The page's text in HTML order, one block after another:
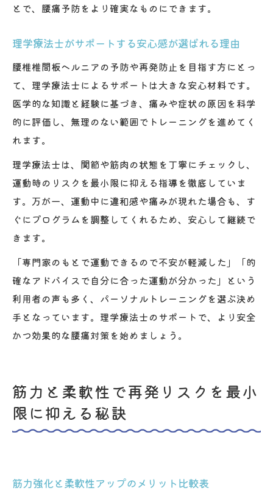
とで、腰痛予防をより確実なものにできます。
理学療法士がサポートする安心感が選ばれる理由
腰椎椎間板ヘルニアの予防や再発防止を目指す方にとっ
て、理学療法士によるサポートは大きな安心材料です。
医学的な知識と経験に基づき、痛みや症状の原因を科学
的に評価し、無理のない範囲でトレーニングを進めてく
れます。
理学療法士は、関節や筋肉の状態を丁寧にチェックし、
運動時のリスクを最小限に抑える指導を徹底していま
す。万が一、運動中に違和感や痛みが現れた場合も、す
ぐにプログラムを調整してくれるため、安心して継続で
きます。
「専門家のもとで運動できるので不安が軽減した」「的
確なアドバイスで自分に合った運動が分かった」という
利用者の声も多く、パーソナルトレーニングを選ぶ決め
手となっています。理学療法士のサポートで、より安全
かつ効果的な腰痛対策を始めましょう。
筋力と柔軟性で再発リスクを最小
限に抑える秘訣
筋力強化と柔軟性アップのメリット比較表